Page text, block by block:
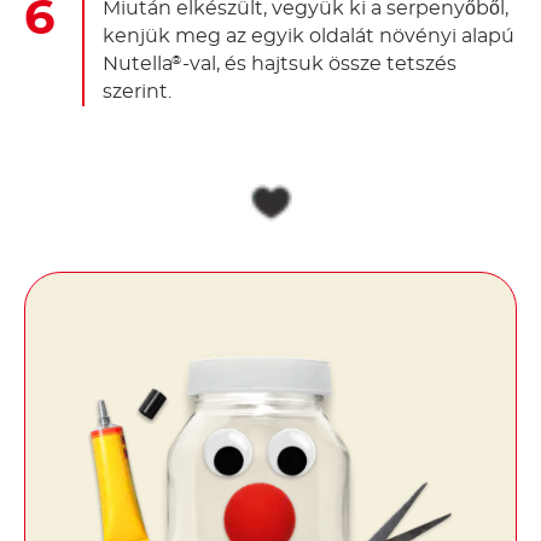
Miután elkészült, vegyük ki a serpenyőből,
kenjük meg az egyik oldalát növényi alapú
Nutella® -val, és hajtsuk össze tetszés
szerint.